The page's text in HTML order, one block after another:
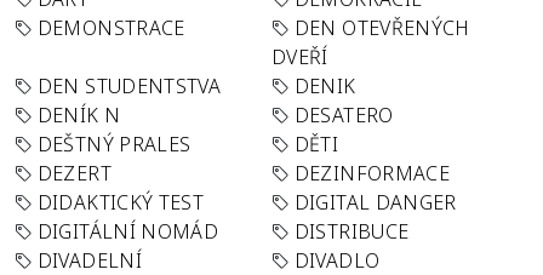
DEMONSTRACE
DEN OTEVŘENÝCH
DVEŘÍ
DEN STUDENTSTVA
DENIK
DENÍK N
DESATERO
DEŠTNÝ PRALES
DĚTI
DEZERT
DEZINFORMACE
DIDAKTICKÝ TEST
DIGITAL DANGER
DIGITÁLNÍ NOMÁD
DISTRIBUCE
DIVADELNÍ
DIVADLO